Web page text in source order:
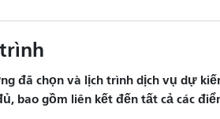
đã chọn và lịch trình dịch vụ dự
bao gồm liên kết đến tất cả các